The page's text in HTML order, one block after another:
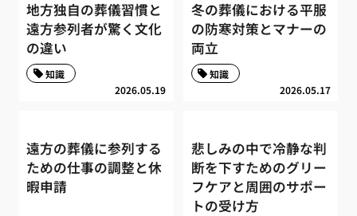
地方独自の葬儀習慣と
遠方参列者が驚く文化
の違い
2026.05.19
知識
冬の葬儀における平服
の防寒対策とマナーの
両立
2026.05.17
知識
遠方の葬儀に参列する
ための仕事の調整と休
暇申請
悲しみの中で冷静な判
断を下すためのグリー
フケアと周囲のサポー
トの受け方